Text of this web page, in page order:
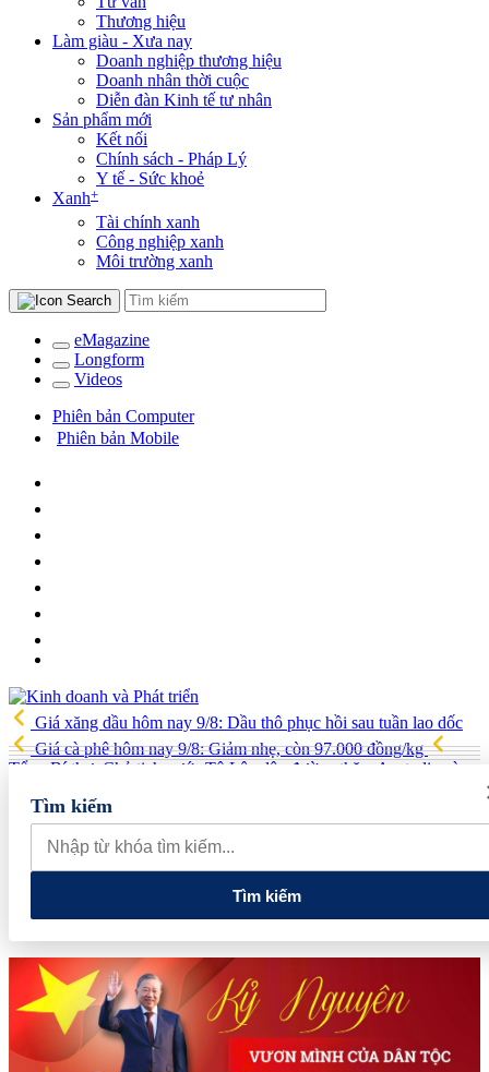
Thương hiệu
Làm giàu - Xưa nay
Doanh nghiệp thương hiệu
Doanh nhân thời cuộc
Diễn đàn Kinh tế tư nhân
Sản phẩm mới
Kết nối
Chính sách - Pháp Lý
Y tế - Sức khoẻ
Xanh+
Tài chính xanh
Công nghiệp xanh
Môi trường xanh
eMagazine
Longform
Videos
Phiên bản Computer
Phiên bản Mobile
Giá xăng dầu hôm nay 9/8: Dầu thô phục hồi sau tuần lao dốc
Giá cà phê hôm nay 9/8: Giảm nhẹ, còn 97.000 đồng/kg
Tổng Bí thư, Chủ tịch nước Tô Lâm lên đường thăm Australia và
New Zealand
quan đến lĩnh vực tài chính, ngân hàng
Xử lý đến cùng các
vướng mắc, không đẩy doanh nghiệp đi vòng
Tìm kiếm
Tìm kiếm